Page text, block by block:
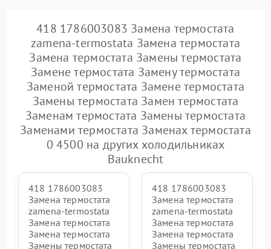
418 1786003083 Замена термостата
zamena-termostata Замена термостата
Замена термостата Замены термостата
Замене термостата Замену термостата
Заменой термостата Замене термостата
Замены термостата Замен термостата
Заменам термостата Замены термостата
Заменами термостата Заменах термостата
0 4500 на других холодильниках
Bauknecht
418 1786003083
Замена термостата
zamena-termostata
Замена термостата
Замена термостата
Замены термостата
418 1786003083
Замена термостата
zamena-termostata
Замена термостата
Замена термостата
Замены термостата